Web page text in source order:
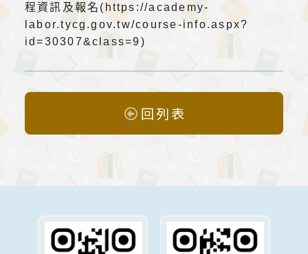
程資訊及報名(https://academy-
labor.tycg.gov.tw/course-info.aspx?
id=30307&class=9)
回列表